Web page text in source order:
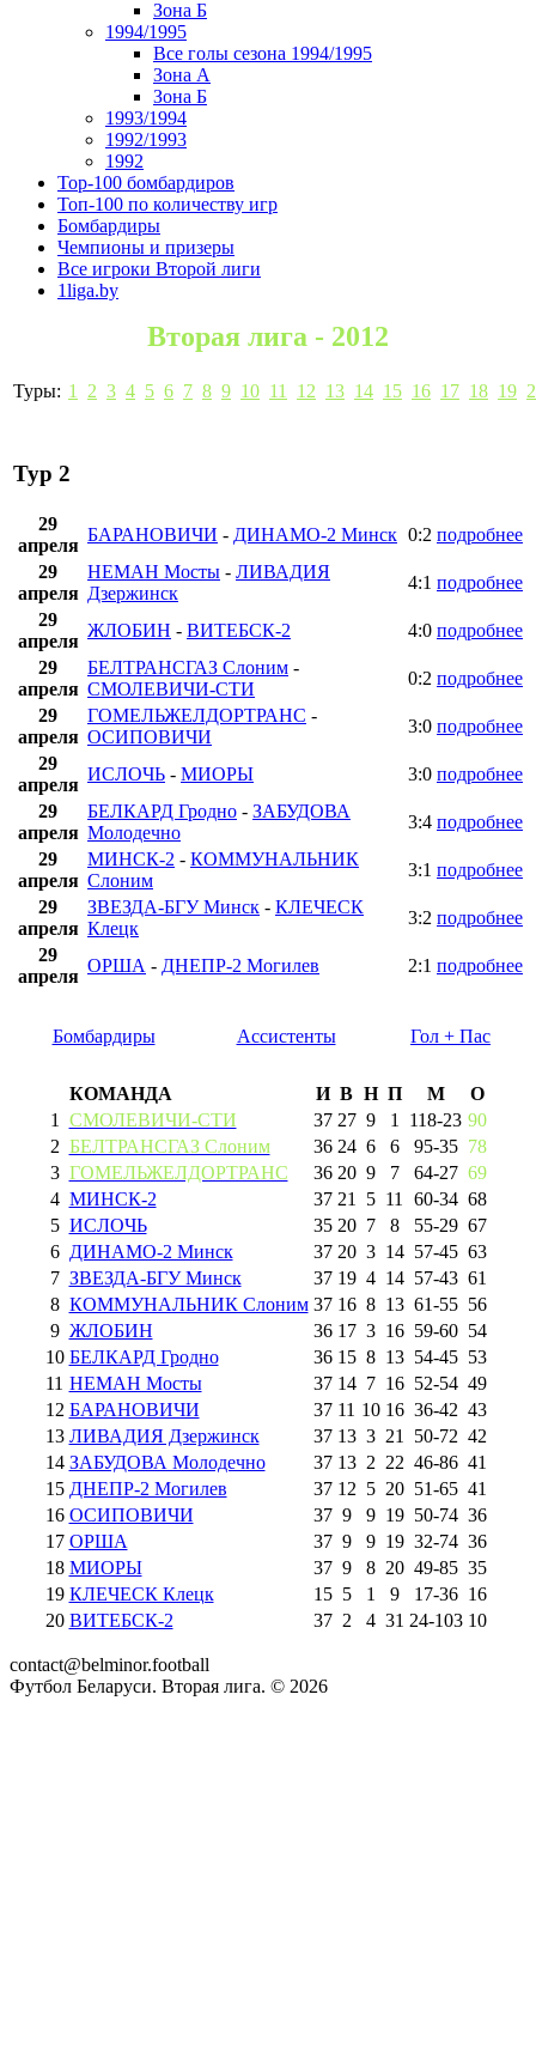
Зона Б
1994/1995
Все голы сезона 1994/1995
Зона А
Зона Б
1993/1994
1992/1993
1992
Top-100 бомбардиров
Топ-100 по количеству игр
Бомбардиры
Чемпионы и призеры
Все игроки Второй лиги
1liga.by
Вторая лига - 2012
Туры: 1 2 3 4 5 6 7 8 9 10 11 12 13 14 15 16 17 18 19
Тур 2
29
апреля
БАРАНОВИЧИ - ДИНАМО-2 Минск 0:2 подробнее
29
апреля
НЕМАН Мосты - ЛИВАДИЯ
Дзержинск
4:1 подробнее
29
апреля
ЖЛОБИН - ВИТЕБСК-2 4:0 подробнее
29
апреля
БЕЛТРАНСГАЗ Слоним -
СМОЛЕВИЧИ-СТИ
0:2 подробнее
29
апреля
ГОМЕЛЬЖЕЛДОРТРАНС -
ОСИПОВИЧИ
3:0 подробнее
29
апреля
ИСЛОЧЬ - МИОРЫ 3:0 подробнее
29
апреля
БЕЛКАРД Гродно - ЗАБУДОВА
Молодечно
3:4 подробнее
29
апреля
МИНСК-2 - КОММУНАЛЬНИК
Слоним
3:1 подробнее
29
апреля
ЗВЕЗДА-БГУ Минск - КЛЕЧЕСК
Клецк
3:2 подробнее
29
апреля
ОРША - ДНЕПР-2 Могилев 2:1 подробнее
Бомбардиры Ассистенты Гол + Пас
КОМАНДА И В Н П М
О
1
СМОЛЕВИЧИ-СТИ 37 27 9 1 118-23 90
2 БЕЛТРАНСГАЗ Слоним 36 24 6 6 95-35 78
3 ГОМЕЛЬЖЕЛДОРТРАНС 36 20 9 7 64-27 69
4 МИНСК-2 37 21 5 11 60-34 68
5 ИСЛОЧЬ 35 20 7 8 55-29 67
6 ДИНАМО-2 Минск 37 20 3 14 57-45 63
7 ЗВЕЗДА-БГУ Минск 37 19 4 14 57-43 61
8 КОММУНАЛЬНИК Слоним 37 16 8 13 61-55 56
9 ЖЛОБИН 36 17 3 16 59-60 54
10 БЕЛКАРД Гродно 36 15 8 13 54-45 53
11 НЕМАН Мосты 37 14 7 16 52-54 49
12 БАРАНОВИЧИ 37 11 10 16 36-42 43
13 ЛИВАДИЯ Дзержинск 37 13 3 21 50-72 42
14 ЗАБУДОВА Молодечно 37 13 2 22 46-86 41
15 ДНЕПР-2 Могилев 37 12 5 20 51-65 41
16 ОСИПОВИЧИ 37 9 9 19 50-74 36
17 ОРША 37 9 9 19 32-74 36
18 МИОРЫ 37 9 8 20 49-85 35
19 КЛЕЧЕСК Клецк 15 5 1 9 17-36 16
20 ВИТЕБСК-2 37 2 4 31 24-103 10
contact@belminor.football
Футбол Беларуси. Вторая лига. © 2026